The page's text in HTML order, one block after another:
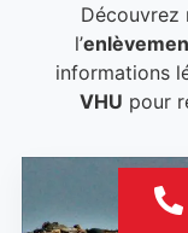
l’
informations
VHU pour